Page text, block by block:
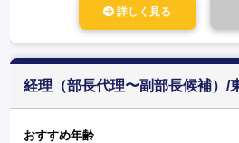
詳しく見る
経理（部長代理〜副部長候補）/
おすすめ年齢